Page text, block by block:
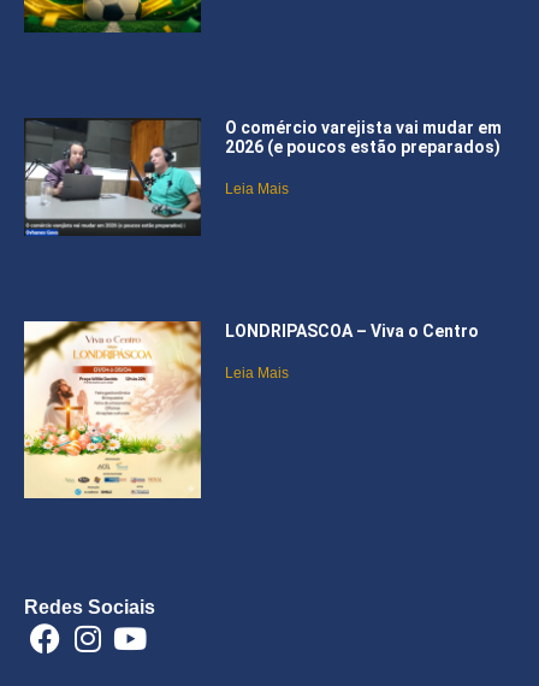
O comércio varejista vai mudar em
2026 (e poucos estão preparados)
Leia Mais
LONDRIPASCOA – Viva o Centro
Leia Mais
Redes Sociais